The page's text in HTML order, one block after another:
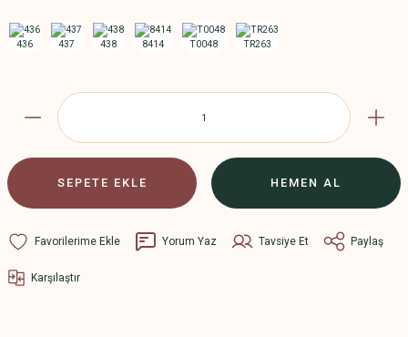
SEPETE EKLE HEMEN AL
Yorum Yaz Tavsiye Et Paylaş
Karşılaştır